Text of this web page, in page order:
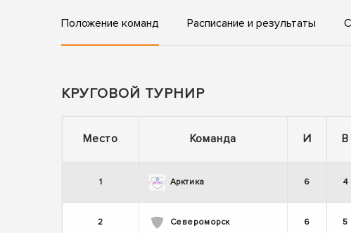
Положение команд Расписание и результаты
КРУГОВОЙ ТУРНИР
Место Команда И В
1 Арктика 6 4
2 Североморск 6 5